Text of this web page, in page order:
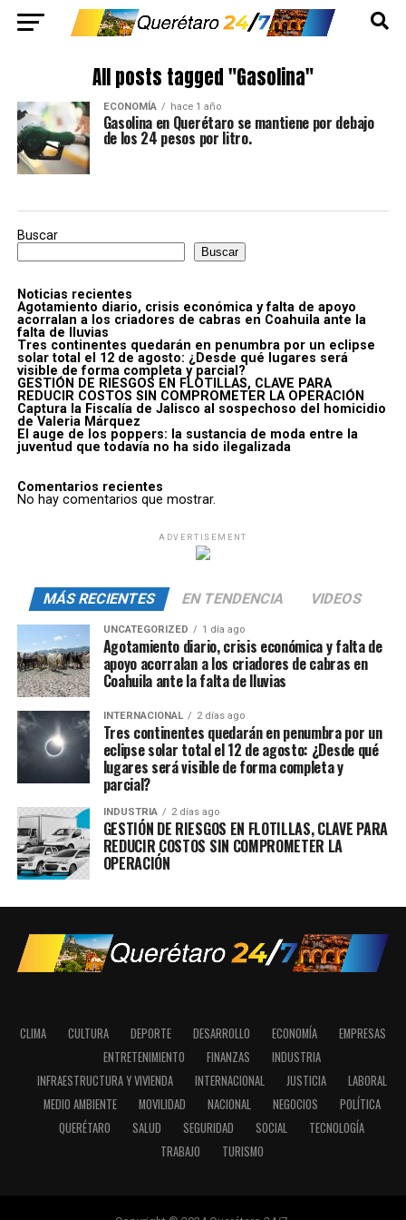
All posts tagged "Gasolina"
ECONOMÍA hace 1 año
Gasolina en Querétaro se mantiene por debajo
de los 24 pesos por litro.
Buscar
Buscar
Noticias recientes
Agotamiento diario, crisis económica y falta de apoyo
acorralan a los criadores de cabras en Coahuila ante la
falta de lluvias
Tres continentes quedarán en penumbra por un eclipse
solar total el 12 de agosto: ¿Desde qué lugares será
visible de forma completa y parcial?
GESTIÓN DE RIESGOS EN FLOTILLAS, CLAVE PARA
REDUCIR COSTOS SIN COMPROMETER LA OPERACIÓN
Captura la Fiscalía de Jalisco al sospechoso del homicidio
de Valeria Márquez
El auge de los poppers: la sustancia de moda entre la
juventud que todavía no ha sido ilegalizada
Comentarios recientes
No hay comentarios que mostrar.
ADVERTISEMENT
MÁS RECIENTES EN TENDENCIA VIDEOS
UNCATEGORIZED 1 día ago
Agotamiento diario, crisis económica y falta de
apoyo acorralan a los criadores de cabras en
Coahuila ante la falta de lluvias
INTERNACIONAL 2 días ago
Tres continentes quedarán en penumbra por un
eclipse solar total el 12 de agosto: ¿Desde qué
lugares será visible de forma completa y
parcial?
INDUSTRIA 2 días ago
GESTIÓN DE RIESGOS EN FLOTILLAS, CLAVE PARA
REDUCIR COSTOS SIN COMPROMETER LA
OPERACIÓN
CLIMA CULTURA DEPORTE DESARROLLO ECONOMÍA
EMPRESAS
ENTRETENIMIENTO
FINANZAS
INDUSTRIA
INFRAESTRUCTURA Y VIVIENDA
INTERNACIONAL JUSTICIA
LABORAL
MEDIO AMBIENTE
MOVILIDAD NACIONAL NEGOCIOS
POLÍTICA
QUERÉTARO
SALUD SEGURIDAD SOCIAL
TECNOLOGÍA
TRABAJO
TURISMO